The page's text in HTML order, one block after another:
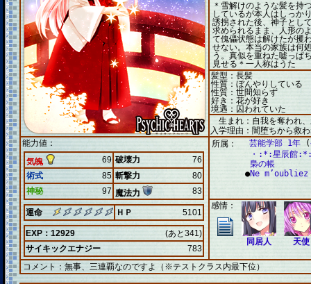
＊雪解けのような髪を持
しているが本人はしっか
誘拐された後、神子とし
求められるまま、人形の
て傀儡状態は解けたが攫
せない。本当の家族は何
う。真似を重ねた嘘っぱ
見せる＊一人称はうた
髪型：長髪
性質：ぼんやりしている
性質：世間知らず
好き：花が好き
境遇：囚われていた
生まれ：自我を奪われ
入学理由：闇堕ちから救
能力値：
気魄
69 破壊力
76
術式
85 斬撃力
80
神秘
97 魔法力 83
運命 ＨＰ 5101
EXP：12929
(あと341)
サイキックエナジー
783
所属： 芸能学部 1年 (
・:*:星辰館
梟の帳
●Ne
感情：
同居人 天使
コメント： 無事、三連覇なのですよ（※テストクラス内最下位）